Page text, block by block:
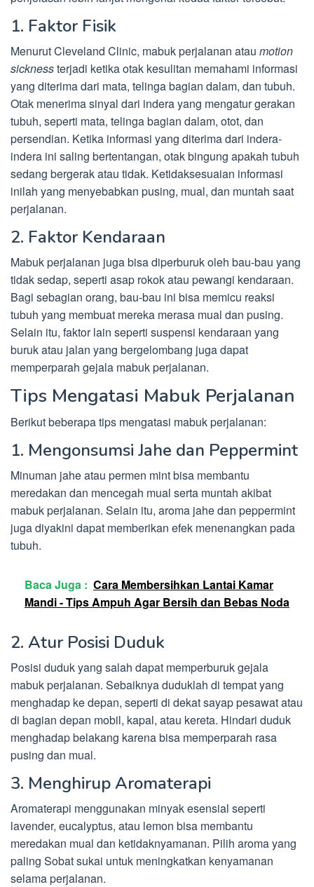
1. Faktor Fisik
Menurut Cleveland Clinic, mabuk perjalanan atau motion
sicknessterjadi ketika otak kesulitan memahami informasi
yang diterima dari mata, telinga bagian dalam, dan tubuh.
Otak menerima sinyal dari indera yang mengatur gerakan
tubuh, seperti mata, telinga bagian dalam, otot, dan
persendian. Ketika informasi yang diterima dari indera-
indera ini saling bertentangan, otak bingung apakah tubuh
sedang bergerak atau tidak. Ketidaksesuaian informasi
inilah yang menyebabkan pusing, mual, dan muntah saat
perjalanan.
2. Faktor Kendaraan
Mabuk perjalanan juga bisa diperburuk oleh bau-bau yang
tidak sedap, seperti asap rokok atau pewangi kendaraan.
Bagi sebagian orang, bau-bau ini bisa memicu reaksi
tubuh yang membuat mereka merasa mual dan pusing.
Selain itu, faktor lain seperti suspensi kendaraan yang
buruk atau jalan yang bergelombang juga dapat
memperparah gejala mabuk perjalanan.
Tips Mengatasi Mabuk Perjalanan
Berikut beberapa tips mengatasi mabuk perjalanan:
1. Mengonsumsi Jahe dan Peppermint
Minuman jahe atau permen mint bisa membantu
meredakan dan mencegah mual serta muntah akibat
mabuk perjalanan. Selain itu, aroma jahe dan peppermint
juga diyakini dapat memberikan efek menenangkan pada
tubuh.
Baca Juga : Cara Membersihkan Lantai Kamar
Mandi - Tips Ampuh Agar Bersih dan Bebas Noda
2. Atur Posisi Duduk
Posisi duduk yang salah dapat memperburuk gejala
mabuk perjalanan. Sebaiknya duduklah di tempat yang
menghadap ke depan, seperti di dekat sayap pesawat atau
di bagian depan mobil, kapal, atau kereta. Hindari duduk
menghadap belakang karena bisa memperparah rasa
pusing dan mual.
3. Menghirup Aromaterapi
Aromaterapi menggunakan minyak esensial seperti
lavender, eucalyptus, atau lemon bisa membantu
meredakan mual dan ketidaknyamanan. Pilih aroma yang
paling Sobat sukai untuk meningkatkan kenyamanan
selama perjalanan.